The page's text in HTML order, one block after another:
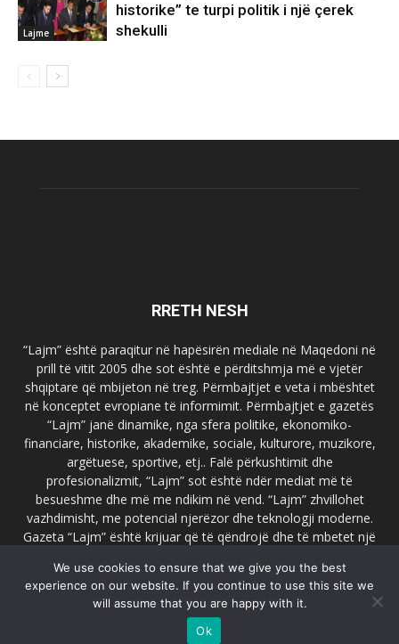
Lajme
historike” te turpi politik i një çerek
shekulli
RRETH NESH
“Lajm” është paraqitur në hapësirën mediale në Maqedoni në
prill të vitit 2005 dhe sot është e përditshmja më e vjetër
shqiptare që mbijeton në treg. Përmbajtjet e veta i mbështet
në konceptet evropiane të informimit. Përmbajtjet e gazetës
“Lajm” janë dinamike, nga sfera politike, ekonomiko-
financiare, historike, akademike, sociale, kulturore, muzikore,
argëtuese, sportive, etj.. Falë përkushtimit dhe
profesionalizmit, “Lajm” sot është ndër mediat më të
besueshme dhe më me ndikim në vend. “Lajm” zhvillohet
vazhdimisht, me potencial njerëzor dhe teknologji moderne.
Gazeta “Lajm” është krijuar që të qëndrojë dhe të mbetet një
faqja zyrtare e gazetës “Lajm”, www.lajmpress.org është një
ndër portalet më të njohur në Maqedoni.
lajm.sk@gmail.com
We use cookies to ensure that we give you the best
experience on our website. If you continue to use this site we
will assume that you are happy with it.
Ok